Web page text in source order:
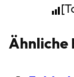
Ähnliche